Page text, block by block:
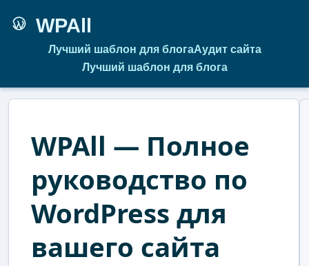
WPAll
Лучший шаблон для блогаАудит сайта
Лучший шаблон для блога
WPAll — Полное
руководство по
WordPress для
вашего сайта